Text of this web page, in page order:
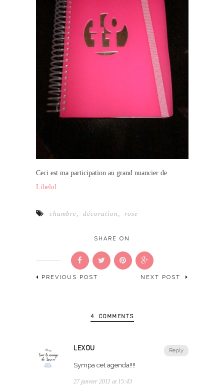
Ceci est ma participation au grand nuancier de
Libelul
chambre, décoration , rose
SHARE ON
PREVIOUS POST NEXT POST
4 COMMENTS
Reply
LEXOU
Sympa cet agenda!!!!
27 janvier 2011 at 15:43